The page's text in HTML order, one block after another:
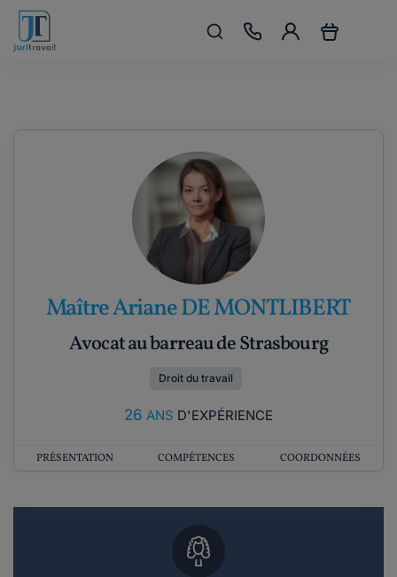
Maître Ariane DE MONTLIBERT
Avocat au barreau de Strasbourg
Droit du travail
26 ANS D'EXPÉRIENCE
PRÉSENTATION COMPÉTENCES COORDONNÉES